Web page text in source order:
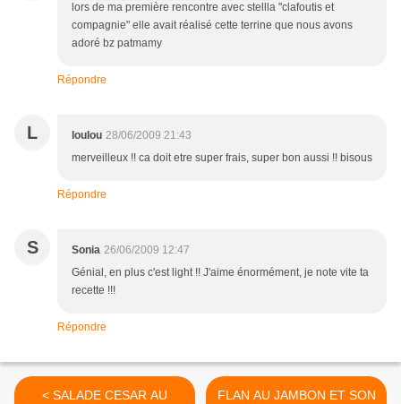
lors de ma première rencontre avec stellla "clafoutis et
compagnie" elle avait réalisé cette terrine que nous avons
adoré bz patmamy
Répondre
L loulou 28/06/2009 21:43
merveilleux !! ca doit etre super frais, super bon aussi !! bisous
Répondre
S Sonia 26/06/2009 12:47
Génial, en plus c'est light !! J'aime énormément, je note vite ta
recette !!!
Répondre
< SALADE CESAR AU
FLAN AU JAMBON ET SON